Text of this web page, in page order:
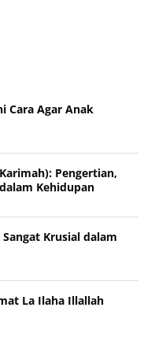
Cara Agar Anak
Pengertian,
Kehidupan
Krusial dalam
La Ilaha Illallah